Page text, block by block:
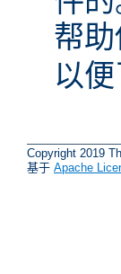
帮
以
Copyright 2019
基于 Apache